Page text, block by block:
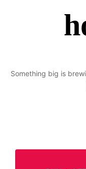
Something big is